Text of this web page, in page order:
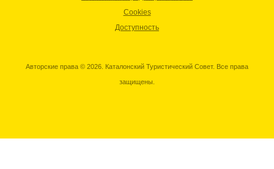
Cookies
Доступность
Авторские права © 2026. Каталонский Туристический Совет. Все права
защищены.